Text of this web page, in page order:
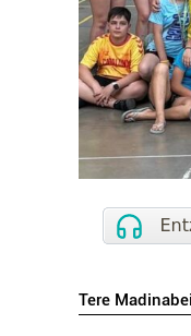
Tere